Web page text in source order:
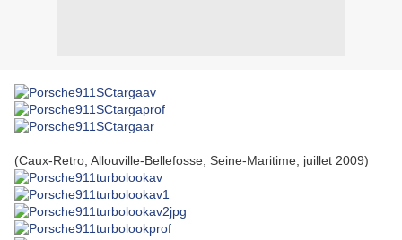
(Caux-Retro, Allouville-Bellefosse, Seine-Maritime, juillet 2009)